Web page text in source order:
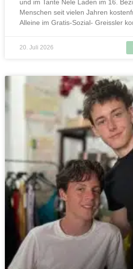
und im Tante Nele Laden im 16.
Menschen seit vielen Jahren
Alleine im Gratis-Sozial- Greissler
20. Juli 2026